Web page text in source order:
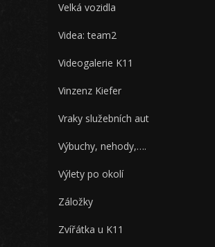
Velká vozidla
Videa: team2
Videogalerie K11
Vinzenz Kiefer
Vraky služebních aut
Výbuchy, nehody,….
Výlety po okolí
Záložky
Zvířátka u K11